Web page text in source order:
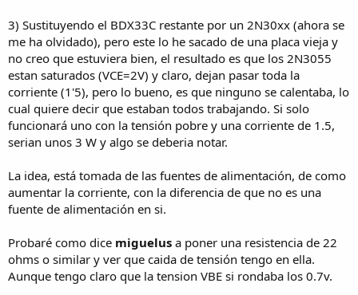
3) Sustituyendo el BDX33C restante por un 2N30xx (ahora se
me ha olvidado), pero este lo he sacado de una placa vieja y
no creo que estuviera bien, el resultado es que los 2N3055
estan saturados (VCE=2V) y claro, dejan pasar toda la
corriente (1'5), pero lo bueno, es que ninguno se calentaba, lo
cual quiere decir que estaban todos trabajando. Si solo
funcionará uno con la tensión pobre y una corriente de 1.5,
serian unos 3 W y algo se deberia notar.
La idea, está tomada de las fuentes de alimentación, de como
aumentar la corriente, con la diferencia de que no es una
fuente de alimentación en si.
Probaré como dice miguelus a poner una resistencia de 22
ohms o similar y ver que caida de tensión tengo en ella.
Aunque tengo claro que la tension VBE si rondaba los 0.7v.